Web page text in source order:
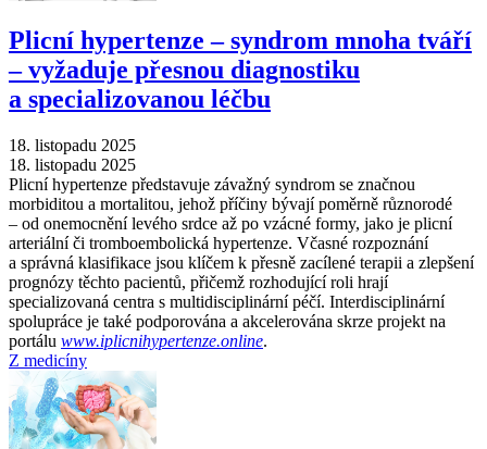
Plicní hypertenze –⁠ syndrom mnoha tváří
–⁠ vyžaduje přesnou diagnostiku
a specializovanou léčbu
18. listopadu 2025
18. listopadu 2025
Plicní hypertenze představuje závažný syndrom se značnou
morbiditou a mortalitou, jehož příčiny bývají poměrně různorodé
–⁠ od onemocnění levého srdce až po vzácné formy, jako je plicní
arteriální či tromboembolická hypertenze. Včasné rozpoznání
a správná klasifikace jsou klíčem k přesně zacílené terapii a zlepšení
prognózy těchto pacientů, přičemž rozhodující roli hrají
specializovaná centra s multidisciplinární péčí. Interdisciplinární
spolupráce je také podporována a akcelerována skrze projekt na
portálu www.iplicnihypertenze.online.
Z medicíny